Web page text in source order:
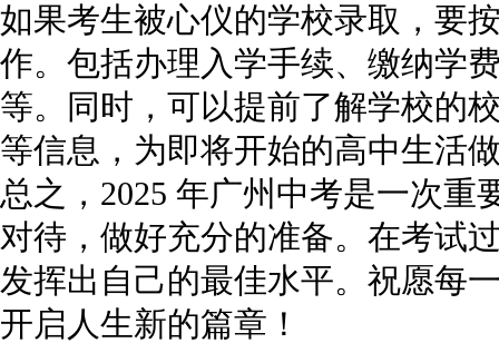
如果考生被心仪的学校录取，要
作。包括办理入学手续、缴纳学
等。同时，可以提前了解学校的
等信息，为即将开始的高中生活
总之，2025 年广州中考是一次重
对待，做好充分的准备。在考试
发挥出自己的最佳水平。祝愿每
开启人生新的篇章！